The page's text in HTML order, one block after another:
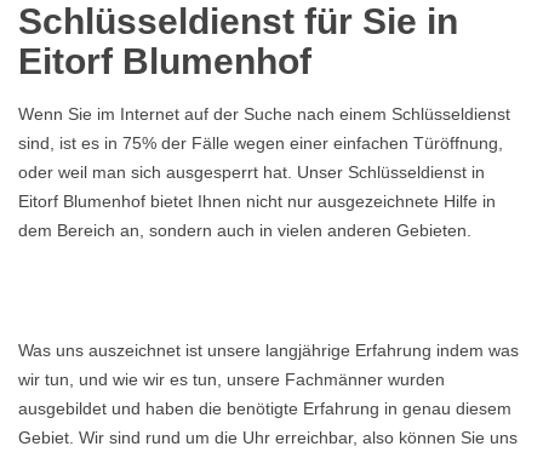
Schlüsseldienst für Sie in
Eitorf Blumenhof
Wenn Sie im Internet auf der Suche nach einem Schlüsseldienst
sind, ist es in 75% der Fälle wegen einer einfachen Türöffnung,
oder weil man sich ausgesperrt hat. Unser Schlüsseldienst in
Eitorf Blumenhof bietet Ihnen nicht nur ausgezeichnete Hilfe in
dem Bereich an, sondern auch in vielen anderen Gebieten.
Was uns auszeichnet ist unsere langjährige Erfahrung indem was
wir tun, und wie wir es tun, unsere Fachmänner wurden
ausgebildet und haben die benötigte Erfahrung in genau diesem
Gebiet. Wir sind rund um die Uhr erreichbar, also können Sie uns